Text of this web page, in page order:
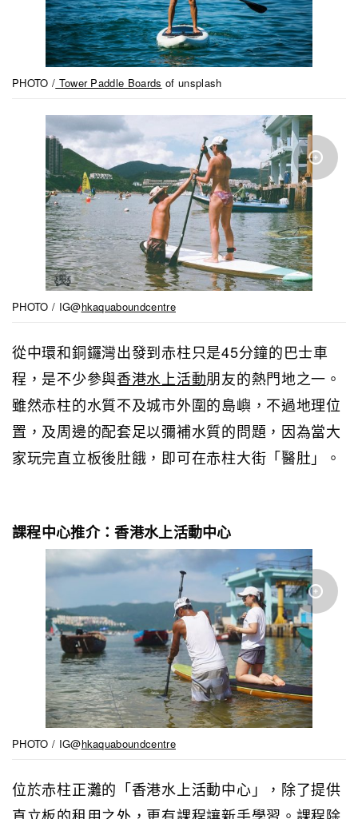
PHOTO / Tower Paddle Boards of unsplash
PHOTO / IG@hkaquaboundcentre
從中環和銅鑼灣出發到赤柱只是45分鐘的巴士車
程，是不少參與香港水上活動朋友的熱門地之一。
雖然赤柱的水質不及城市外圍的島嶼，不過地理位
置，及周邊的配套足以彌補水質的問題，因為當大
家玩完直立板後肚餓，即可在赤柱大街「醫肚」。
課程中心推介：香港水上活動中心
PHOTO / IG@hkaquaboundcentre
位於赤柱正灘的「香港水上活動中心」，除了提供
直立板的租用之外，更有課程讓新手學習。課程除